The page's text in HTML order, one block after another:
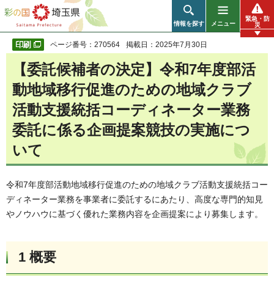
彩の国 埼玉県
情報を探す メニュー
緊急・防
災
ページ番号：270564 掲載日：2025年7月30日
【委託候補者の決定】令和7年度部活
動地域移行促進のための地域クラブ
活動支援統括コーディネーター業務
委託に係る企画提案競技の実施につ
いて
令和7年度部活動地域移行促進のための地域クラブ活動支援統括コー
ディネーター業務を事業者に委託するにあたり、高度な専門的知見
やノウハウに基づく優れた業務内容を企画提案により募集します。
1 概要